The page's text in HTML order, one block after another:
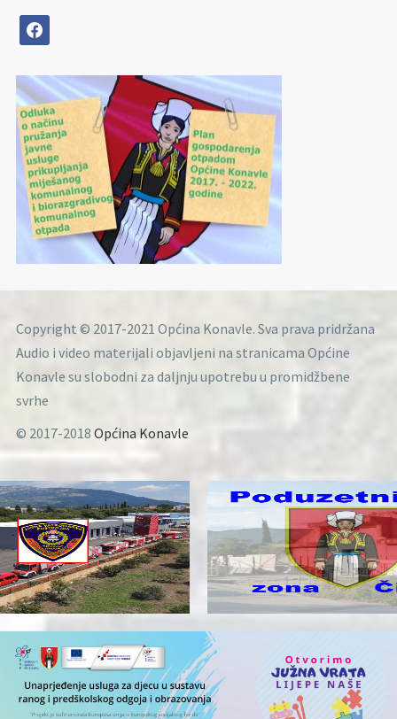
facebook
Copyright © 2017-2021 Općina Konavle. Sva prava pridržana
Audio i video materijali objavljeni na stranicama Općine
Konavle su slobodni za daljnju upotrebu u promidžbene
svrhe
© 2017-2018 Općina Konavle